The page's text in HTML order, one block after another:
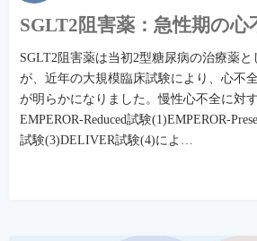
SGLT2阻害薬：急性期の心
SGLT2阻害薬は当初2型糖尿病の治療薬
が、近年の大規模臨床試験により、心不
が明らかになりました。慢性心不全に対す
EMPEROR-Reduced試験(1)EMPEROR-
試験(3)DELIVER試験(4)によ…